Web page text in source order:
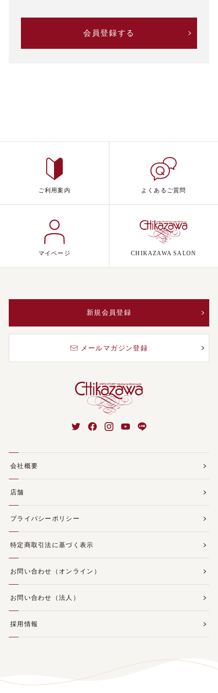
会員登録する
ご利用案内 よくあるご質問
マイページ CHIKAZAWA SALON
新規会員登録
メールマガジン登録
会社概要
店舗
プライバシーポリシー
特定商取引法に基づく表示
お問い合わせ（オンライン）
お問い合わせ（法人）
採用情報